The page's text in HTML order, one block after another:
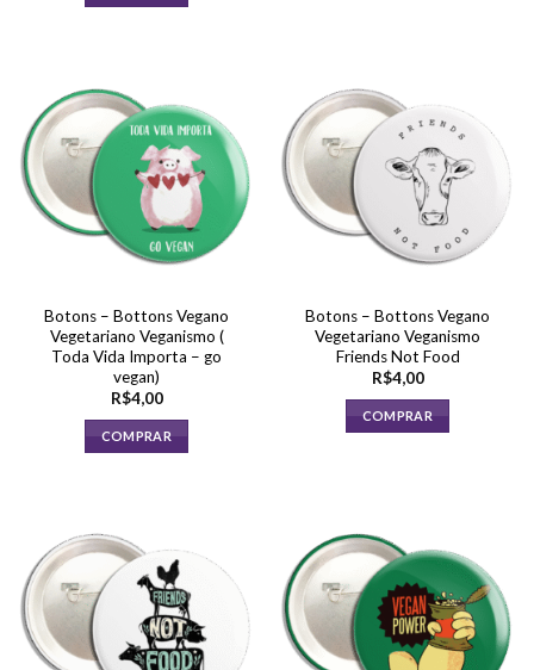
Botons – Bottons Vegano
Vegetariano Veganismo (
Toda Vida Importa – go
vegan)
R$4,00
COMPRAR
Botons – Bottons Vegano
Vegetariano Veganismo
Friends Not Food
R$4,00
COMPRAR